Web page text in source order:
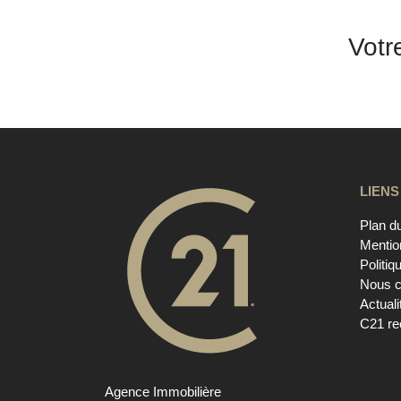
Agence Immobilière
Plan
Nous
C21